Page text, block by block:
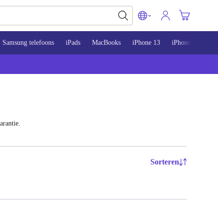
Samsung telefoons iPads MacBooks iPhone 13 iPhone 14
Sorteren